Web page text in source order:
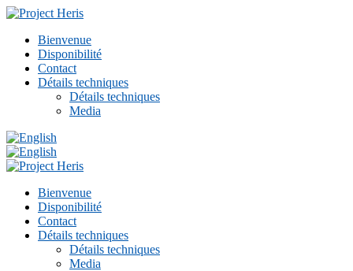
Bienvenue
Disponibilité
Contact
Détails techniques
Détails techniques
Media
Bienvenue
Disponibilité
Contact
Détails techniques
Détails techniques
Media